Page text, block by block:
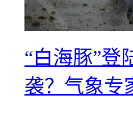
“白海豚”登
袭？气象专